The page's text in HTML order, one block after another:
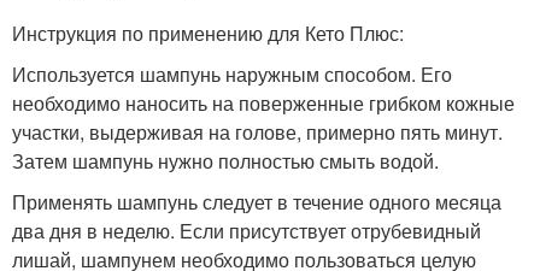
Инструкция по применению для Кето Плюс:
Используется шампунь наружным способом. Его
необходимо наносить на поверженные грибком кожные
участки, выдерживая на голове, примерно пять минут.
Затем шампунь нужно полностью смыть водой.
Применять шампунь следует в течение одного месяца
два дня в неделю. Если присутствует отрубевидный
лишай, шампунем необходимо пользоваться целую